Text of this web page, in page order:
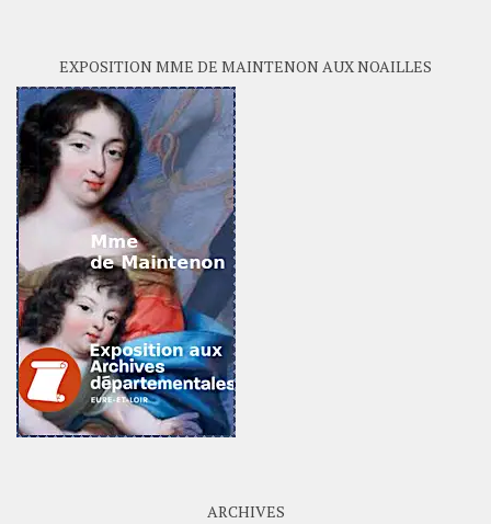
EXPOSITION MME DE MAINTENON AUX NOAILLES
ARCHIVES